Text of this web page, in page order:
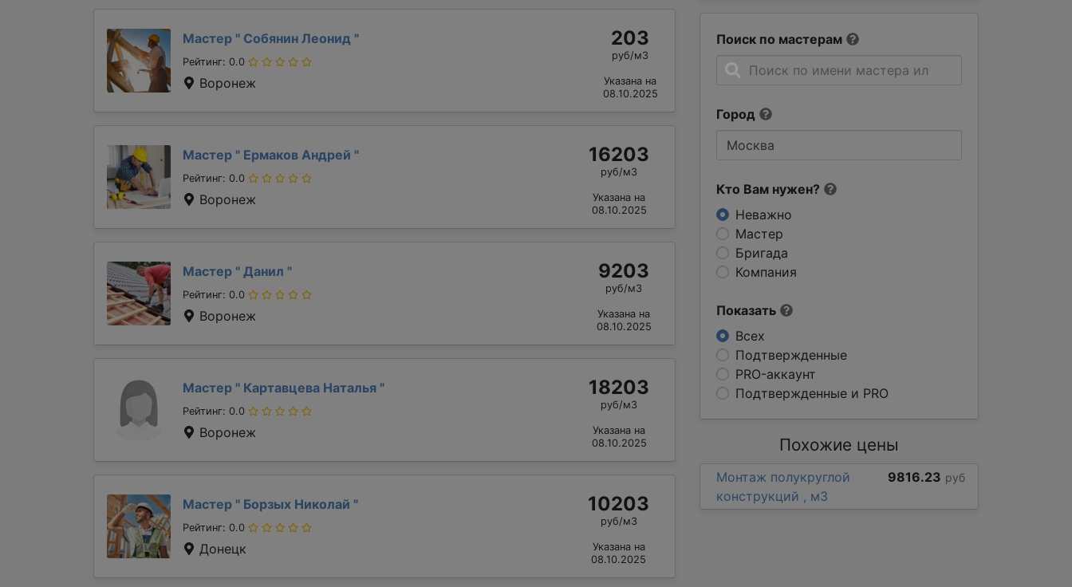
Поиск по мастерам
Город
Кто Вам нужен?
Неважно
Мастер
Бригада
Компания
Показать
Всех
Подтвержденные
PRO-аккаунт
Подтвержденные и PRO
Мастер " Собянин Леонид "
Рейтинг: 0.0
Воронеж
203
руб/м3
Указана на
08.10.2025
Мастер " Ермаков Андрей "
Рейтинг: 0.0
Воронеж
16203
руб/м3
Указана на
08.10.2025
Мастер " Данил "
Рейтинг: 0.0
Воронеж
9203
руб/м3
Указана на
08.10.2025
Мастер " Картавцева Наталья "
Рейтинг: 0.0
Воронеж
18203
руб/м3
Указана на
08.10.2025
Мастер " Борзых Николай "
Рейтинг: 0.0
Донецк
10203
руб/м3
Указана на
08.10.2025
Похожие цены
Монтаж полукруглой
конструкций , м3
9816.23 руб